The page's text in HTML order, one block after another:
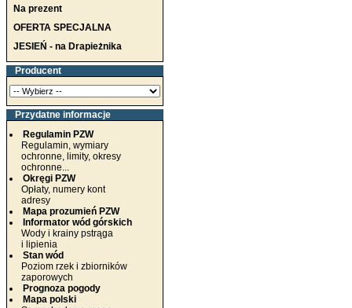
Na prezent
OFERTA SPECJALNA
JESIEŃ - na Drapieżnika
Producent
Przydatne informacje
Regulamin PZW
Regulamin, wymiary
ochronne, limity, okresy
ochronne...
Okręgi PZW
Opłaty, numery kont
adresy
Mapa prozumień PZW
Informator wód górskich
Wody i krainy pstrąga
i lipienia
Stan wód
Poziom rzek i zbiorników
zaporowych
Prognoza pogody
Mapa polski